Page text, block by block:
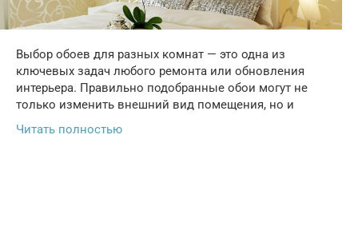
Выбор обоев для разных комнат — это одна из
ключевых задач любого ремонта или обновления
интерьера. Правильно подобранные обои могут не
только изменить внешний вид помещения, но и
Читать полностью